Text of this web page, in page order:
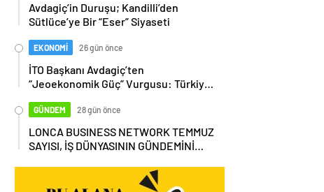
Avdagiç’in Duruşu; Kandilli’den
Sütlüce’ye Bir “Eser” Siyaseti
EKONOMİ 26 gün önce
İTO Başkanı Avdagiç’ten
“Jeoekonomik Güç” Vurgusu: Türkiye,
Olmalı
GÜNDEM 28 gün önce
LONCA BUSINESS NETWORK TEMMUZ
SAYISI, İŞ DÜNYASININ GÜNDEMİNİ